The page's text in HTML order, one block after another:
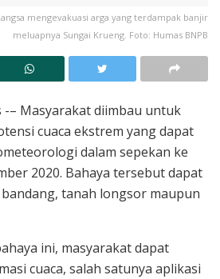
mengevakuasi arga yang terdampak banjir
meluapnya Sungai Krueng. Foto: Humas BNPB
-– Masyarakat diimbau untuk
cuaca ekstrem yang dapat
dalam sepekan ke
2020. Bahaya tersebut dapat
tanah longsor maupun
ini, masyarakat dapat
cuaca, salah satunya aplikasi